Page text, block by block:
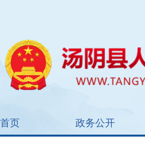
首页 政务公开